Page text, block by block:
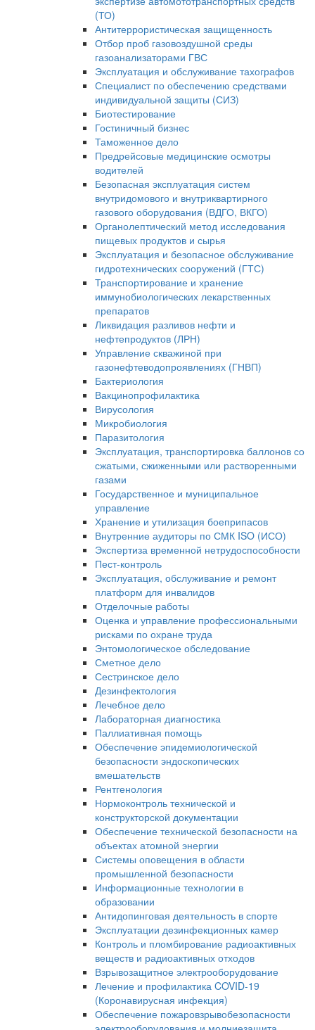
(ТО)
Антитеррористическая защищенность
Отбор проб газовоздушной среды
газоанализаторами ГВС
Эксплуатация и обслуживание тахографов
Специалист по обеспечению средствами
индивидуальной защиты (СИЗ)
Биотестирование
Гостиничный бизнес
Таможенное дело
Предрейсовые медицинские осмотры
водителей
Безопасная эксплуатация систем
внутридомового и внутриквартирного
газового оборудования (ВДГО, ВКГО)
Органолептический метод исследования
пищевых продуктов и сырья
Эксплуатация и безопасное обслуживание
гидротехнических сооружений (ГТС)
Транспортирование и хранение
иммунобиологических лекарственных
препаратов
Ликвидация разливов нефти и
нефтепродуктов (ЛРН)
Управление скважиной при
газонефтеводопроявлениях (ГНВП)
Бактериология
Вакцинопрофилактика
Вирусология
Микробиология
Паразитология
Эксплуатация, транспортировка баллонов со
сжатыми, сжиженными или растворенными
газами
Государственное и муниципальное
управление
Хранение и утилизация боеприпасов
Внутренние аудиторы по СМК ISO (ИСО)
Экспертиза временной нетрудоспособности
Пест-контроль
Эксплуатация, обслуживание и ремонт
платформ для инвалидов
Отделочные работы
Оценка и управление профессиональными
рисками по охране труда
Энтомологическое обследование
Сметное дело
Сестринское дело
Дезинфектология
Лечебное дело
Лабораторная диагностика
Паллиативная помощь
Обеспечение эпидемиологической
безопасности эндоскопических
вмешательств
Рентгенология
Нормоконтроль технической и
конструкторской документации
Обеспечение технической безопасности на
объектах атомной энергии
Системы оповещения в области
промышленной безопасности
Информационные технологии в
образовании
Антидопинговая деятельность в спорте
Эксплуатации дезинфекционных камер
Контроль и пломбирование радиоактивных
веществ и радиоактивных отходов
Взрывозащитное электрооборудование
Лечение и профилактика COVID-19
(Коронавирусная инфекция)
Обеспечение пожаровзрывобезопасности